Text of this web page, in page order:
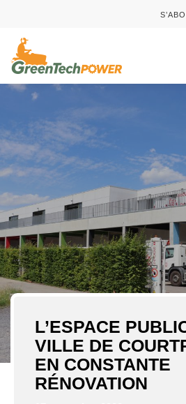
L’ESPACE
VILLE DE
EN CONSTANTE
RÉNOVATION